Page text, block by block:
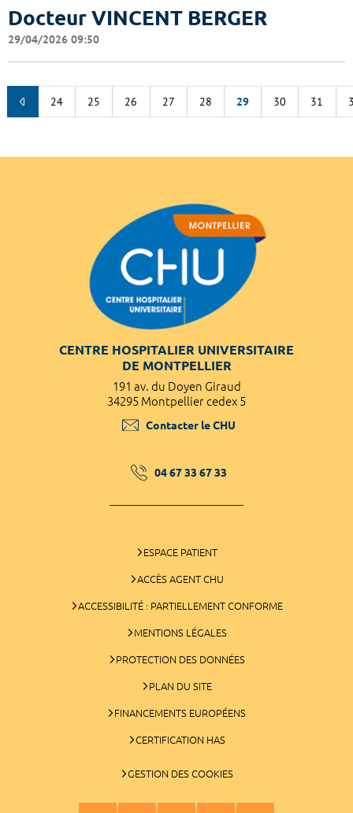
Docteur VINCENT BERGER
29/04/2026 09:50
24 25 26 27 28 29 30 31
CENTRE HOSPITALIER UNIVERSITAIRE
DE MONTPELLIER
191 av. du Doyen Giraud
34295 Montpellier cedex 5
Contacter le CHU
04 67 33 67 33
ESPACE PATIENT
ACCÈS AGENT CHU
ACCESSIBILITÉ : PARTIELLEMENT CONFORME
MENTIONS LÉGALES
PROTECTION DES DONNÉES
PLAN DU SITE
FINANCEMENTS EUROPÉENS
CERTIFICATION HAS
GESTION DES COOKIES